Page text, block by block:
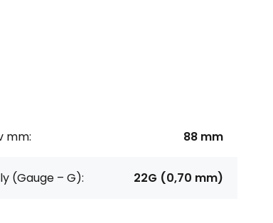
mm: 88 mm
(Gauge – G): 22G (0,70 mm)